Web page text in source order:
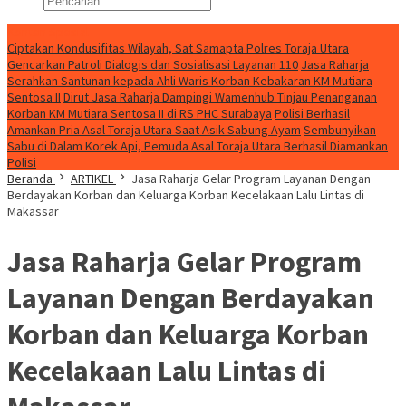
Ciptakan Kondusifitas Wilayah, Sat Samapta Polres Toraja Utara
Gencarkan Patroli Dialogis dan Sosialisasi Layanan 110 Jasa Raharja
Serahkan Santunan kepada Ahli Waris Korban Kebakaran KM Mutiara
Sentosa II Dirut Jasa Raharja Dampingi Wamenhub Tinjau Penanganan
Korban KM Mutiara Sentosa II di RS PHC Surabaya Polisi Berhasil
Amankan Pria Asal Toraja Utara Saat Asik Sabung Ayam Sembunyikan
Sabu di Dalam Korek Api, Pemuda Asal Toraja Utara Berhasil Diamankan
Polisi
Beranda
ARTIKEL
Jasa Raharja Gelar Program Layanan Dengan
Berdayakan Korban dan Keluarga Korban Kecelakaan Lalu Lintas di
Makassar
Jasa Raharja Gelar Program
Layanan Dengan Berdayakan
Korban dan Keluarga Korban
Kecelakaan Lalu Lintas di